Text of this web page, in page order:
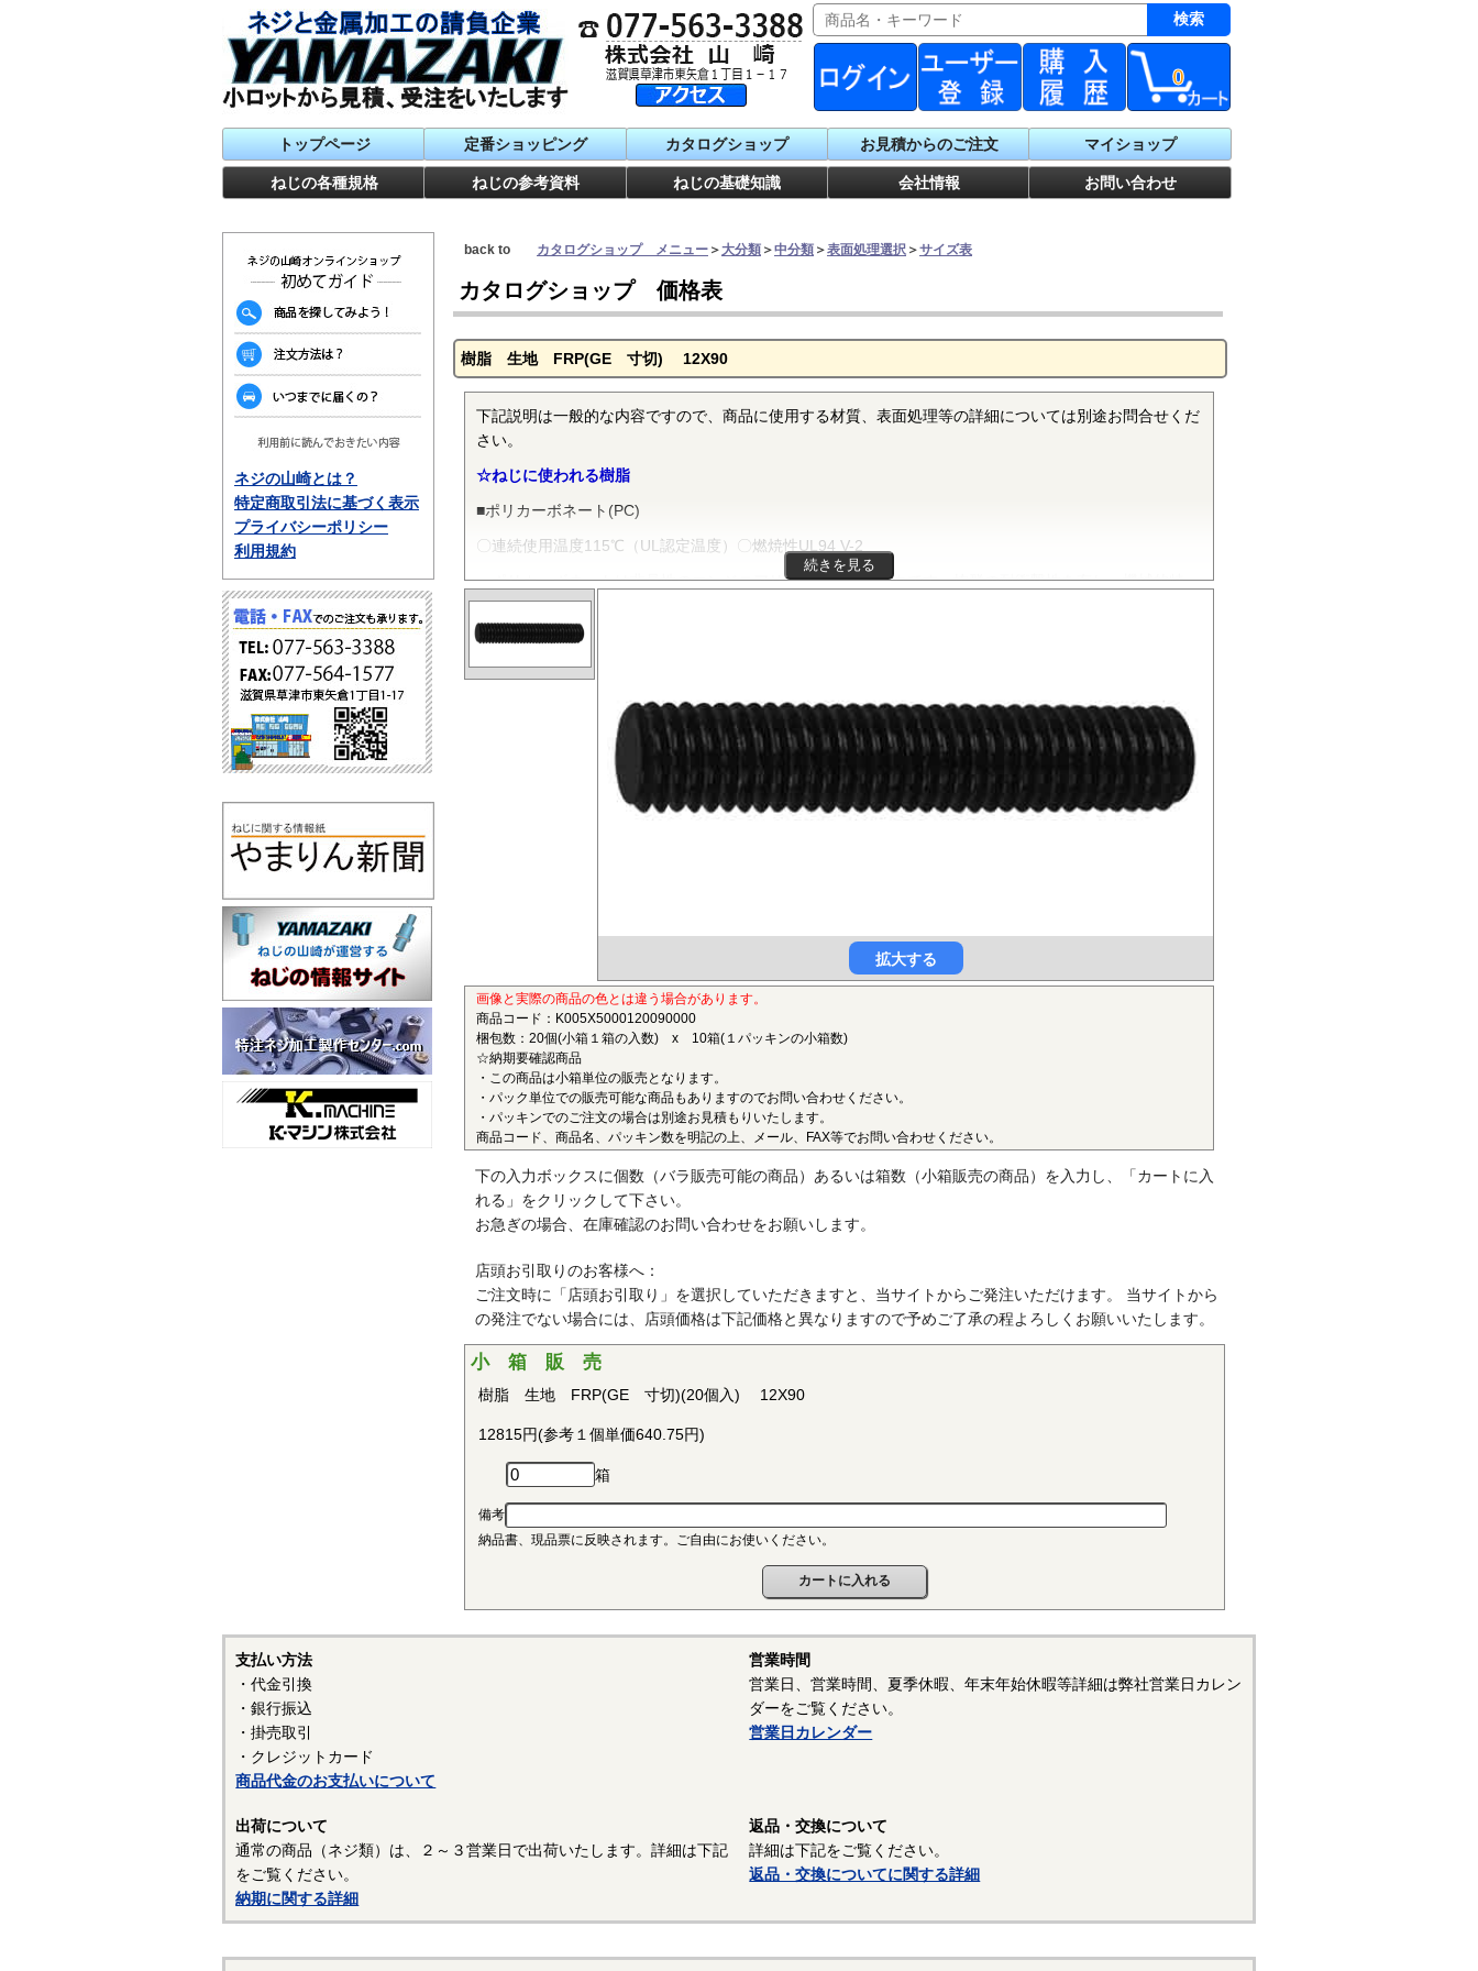
0
トップページ 定番ショッピング カタログショップ お見積からのご注文 マイショップ
ねじの各種規格 ねじの参考資料 ねじの基礎知識 会社情報 お問い合わせ
ネジの山崎とは？
特定商取引法に基づく表示
プライバシーポリシー
利用規約
back to カタログショップ メニュー ＞大分類 ＞中分類 ＞表面処理選択 ＞サイズ表
カタログショップ 価格表
樹脂 生地 FRP(GE 寸切) 12X90
下記説明は一般的な内容ですので、商品に使用する材質、表面処理等の詳細については別途お問合せくだ
さい。
☆ねじに使われる樹脂
■ポリカーボネート(PC)
〇連続使用温度115℃（UL認定温度）〇燃焼性UL94 V-2
ポリカーボネートは非晶性のエンジニアリングプラスチックです。抜群の耐衝撃性を有し、機械的特
性、電気的特性などをバランスよく備え、かつ透明で自己消火性を示すことから、電気・電子分野から自
動車、医療分野にいたるまで、幅広く用いられます。
■ポリフェニレンサルファイド(PPS)
〇連続使用温度200℃（UL認定温度）〇燃焼性UL94 V-0
PPSは結晶性のスーパーエンジニアリングプラスチックです。優れた耐熱性を有し、高温度雰囲気中で
長時間使用しても物性劣化はほとんどありません。また、耐薬品性、機械的特性、電気的特性、および寸
法安定性にも優れ、電気・電子部品、自動車部品、化学機械部品などに用いられています。
■ガラス繊維強化ポリアミドMXD6(RENY)
の代替材料として自動車等輸送機部品、一般機械、精密機械部品、電気・電子機器部品、土木建築用部材
■ポリエーテルエーテルケトン(PEEK)
〇連続使用温度180℃（UL認定温度）〇燃焼性UL94 V-0
半結晶性の最高級性能を有するスーパーエンジニアリングプラスチックです。エンプラのなかでも最高
レベルの耐薬品性を有し、PEEKを溶解する唯一の汎用化学品は濃硫酸だけです。また、耐熱性、耐摩耗
性、耐燃性、耐加水分解性にも優れ、OA機器分野、自動車分野、ICウェハキャリア、LCD製造用治具な
どで用いられています。PEEKはVictrex plcの日本における登録商標です。
■ポリプロピレン(PP)
〇連続使用温度115℃（UL認定温度）〇燃焼性UL94 V-2
性、耐加水分解性、電気的特性にも優れ、応用範囲の広いプラスチックとして幅広い分野で用いられてい
ます。
■ポリアセタール(POM)
〇連続使用温度95℃（UL認定温度）〇燃焼性UL94 HB
結晶性のエンジニアリングプラスチックです。バランスの取れた機械的性質を有し、かつ優れた耐疲労
性で、耐クリープ性、摩擦摩耗特性、耐薬品性を備えていることから、金属の代替品として電機・自動
車・各種機械・建材などの分野において広く用いられています。
■ポリアミド（ナイロン、PA）
〇連続使用温度PA6-65℃/PA66-75℃（UL認定温度）〇燃焼性UL94 V-2
己潤滑性に優れています。耐油性、耐薬品性もよいので機械材料に最適な材料でありますが、吸湿性が高
いので設計上配慮しなければならないという問題点もあります。
■ポリスライダー
〇連続使用温度65℃（UL認定温度）〇燃焼性UL94 HB
優れたポリアミドの性質を活かし組成中に黒鉛粒子を均一に分散させ、浮遊状態にある黒鉛粒子をテー
プの表面に偏平状の黒鉛層となるよう製造されたものです。面圧によるクリープ変形はほとんどなく、耐
（以上はサンコーインダストリー様資料抜粋）
表面処理：生地
表面処理を施していない、素材そのままの状態です。鉄の場合は生地の状態では錆が発生するため、通
行う場合があり、黒色酸化皮膜＋防錆油塗布のものも「生地」と呼ぶ場合があります。
続きを見る
拡大する
画像と実際の商品の色とは違う場合があります。
商品コード：K005X5000120090000
梱包数：20個(小箱１箱の入数) x 10箱(１パッキンの小箱数)
☆納期要確認商品
・この商品は小箱単位の販売となります。
・パック単位での販売可能な商品もありますのでお問い合わせください。
・パッキンでのご注文の場合は別途お見積もりいたします。
商品コード、商品名、パッキン数を明記の上、メール、FAX等でお問い合わせください。
下の入力ボックスに個数（バラ販売可能の商品）あるいは箱数（小箱販売の商品）を入力し、「カートに入
れる」をクリックして下さい。
お急ぎの場合、在庫確認のお問い合わせをお願いします。
店頭お引取りのお客様へ：
ご注文時に「店頭お引取り」を選択していただきますと、当サイトからご発注いただけます。 当サイトから
の発注でない場合には、店頭価格は下記価格と異なりますので予めご了承の程よろしくお願いいたします。
小 箱 販 売
樹脂 生地 FRP(GE 寸切)(20個入) 12X90
12815円(参考１個単価640.75円)
箱
備考
納品書、現品票に反映されます。ご自由にお使いください。
支払い方法
・代金引換
・銀行振込
・掛売取引
・クレジットカード
商品代金のお支払いについて
営業時間
営業日、営業時間、夏季休暇、年末年始休暇等詳細は弊社営業日カレン
ダーをご覧ください。
営業日カレンダー
出荷について
通常の商品（ネジ類）は、２～３営業日で出荷いたします。詳細は下記
をご覧ください。
納期に関する詳細
返品・交換について
詳細は下記をご覧ください。
返品・交換についてに関する詳細